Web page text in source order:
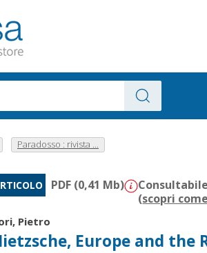
Paradosso : rivista ...
PDF (0,41 Mb)
(scopri
Pietro
Europe and the